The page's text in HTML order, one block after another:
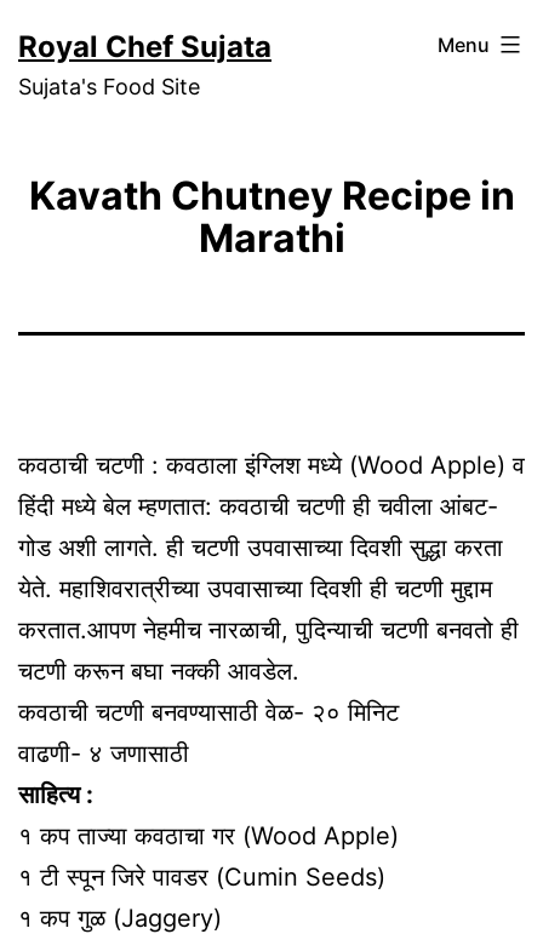
to
content
Royal Chef Sujata
Sujata's Food Site
Menu
Kavath Chutney Recipe in
Marathi
कवठाची चटणी : कवठाला इंग्लिश मध्ये (Wood Apple) व
हिंदी मध्ये बेल म्हणतात: कवठाची चटणी ही चवीला आंबट-
गोड अशी लागते. ही चटणी उपवासाच्या दिवशी सुद्धा करता
येते. महाशिवरात्रीच्या उपवासाच्या दिवशी ही चटणी मुद्दाम
करतात.आपण नेहमीच नारळाची, पुदिन्याची चटणी बनवतो ही
चटणी करून बघा नक्की आवडेल.
कवठाची चटणी बनवण्यासाठी वेळ- २० मिनिट
वाढणी- ४ जणासाठी
साहित्य :
१ कप ताज्या कवठाचा गर (Wood Apple)
१ टी स्पून जिरे पावडर (Cumin Seeds)
१ कप गुळ (Jaggery)